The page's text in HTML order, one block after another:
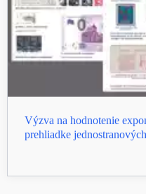
Výzva na hodnotenie
prehliadke